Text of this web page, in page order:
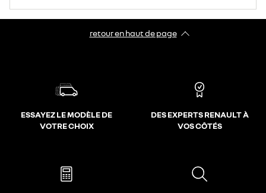
retour en haut de page​
ESSAYEZ LE MODÈLE DE
VOTRE CHOIX
DES EXPERTS RENAULT À
VOS CÔTÉS